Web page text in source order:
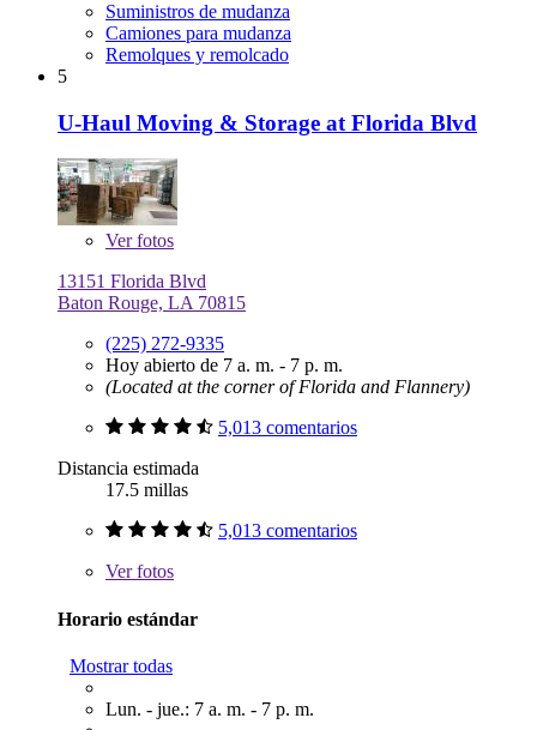
Suministros de mudanza
Camiones para mudanza
Remolques y remolcado
5
U-Haul Moving & Storage at Florida Blvd
Verfotos
13151 Florida Blvd
Baton Rouge, LA 70815
(225) 272-9335
Hoy abierto de 7 a. m. - 7 p. m.
(Located at the corner of Florida and Flannery)
5,013 comentarios
Distancia estimada
17.5 millas
5,013 comentarios
Verfotos
Horario estándar
Mostrar todas
Lun. - jue.: 7 a. m. - 7 p. m.